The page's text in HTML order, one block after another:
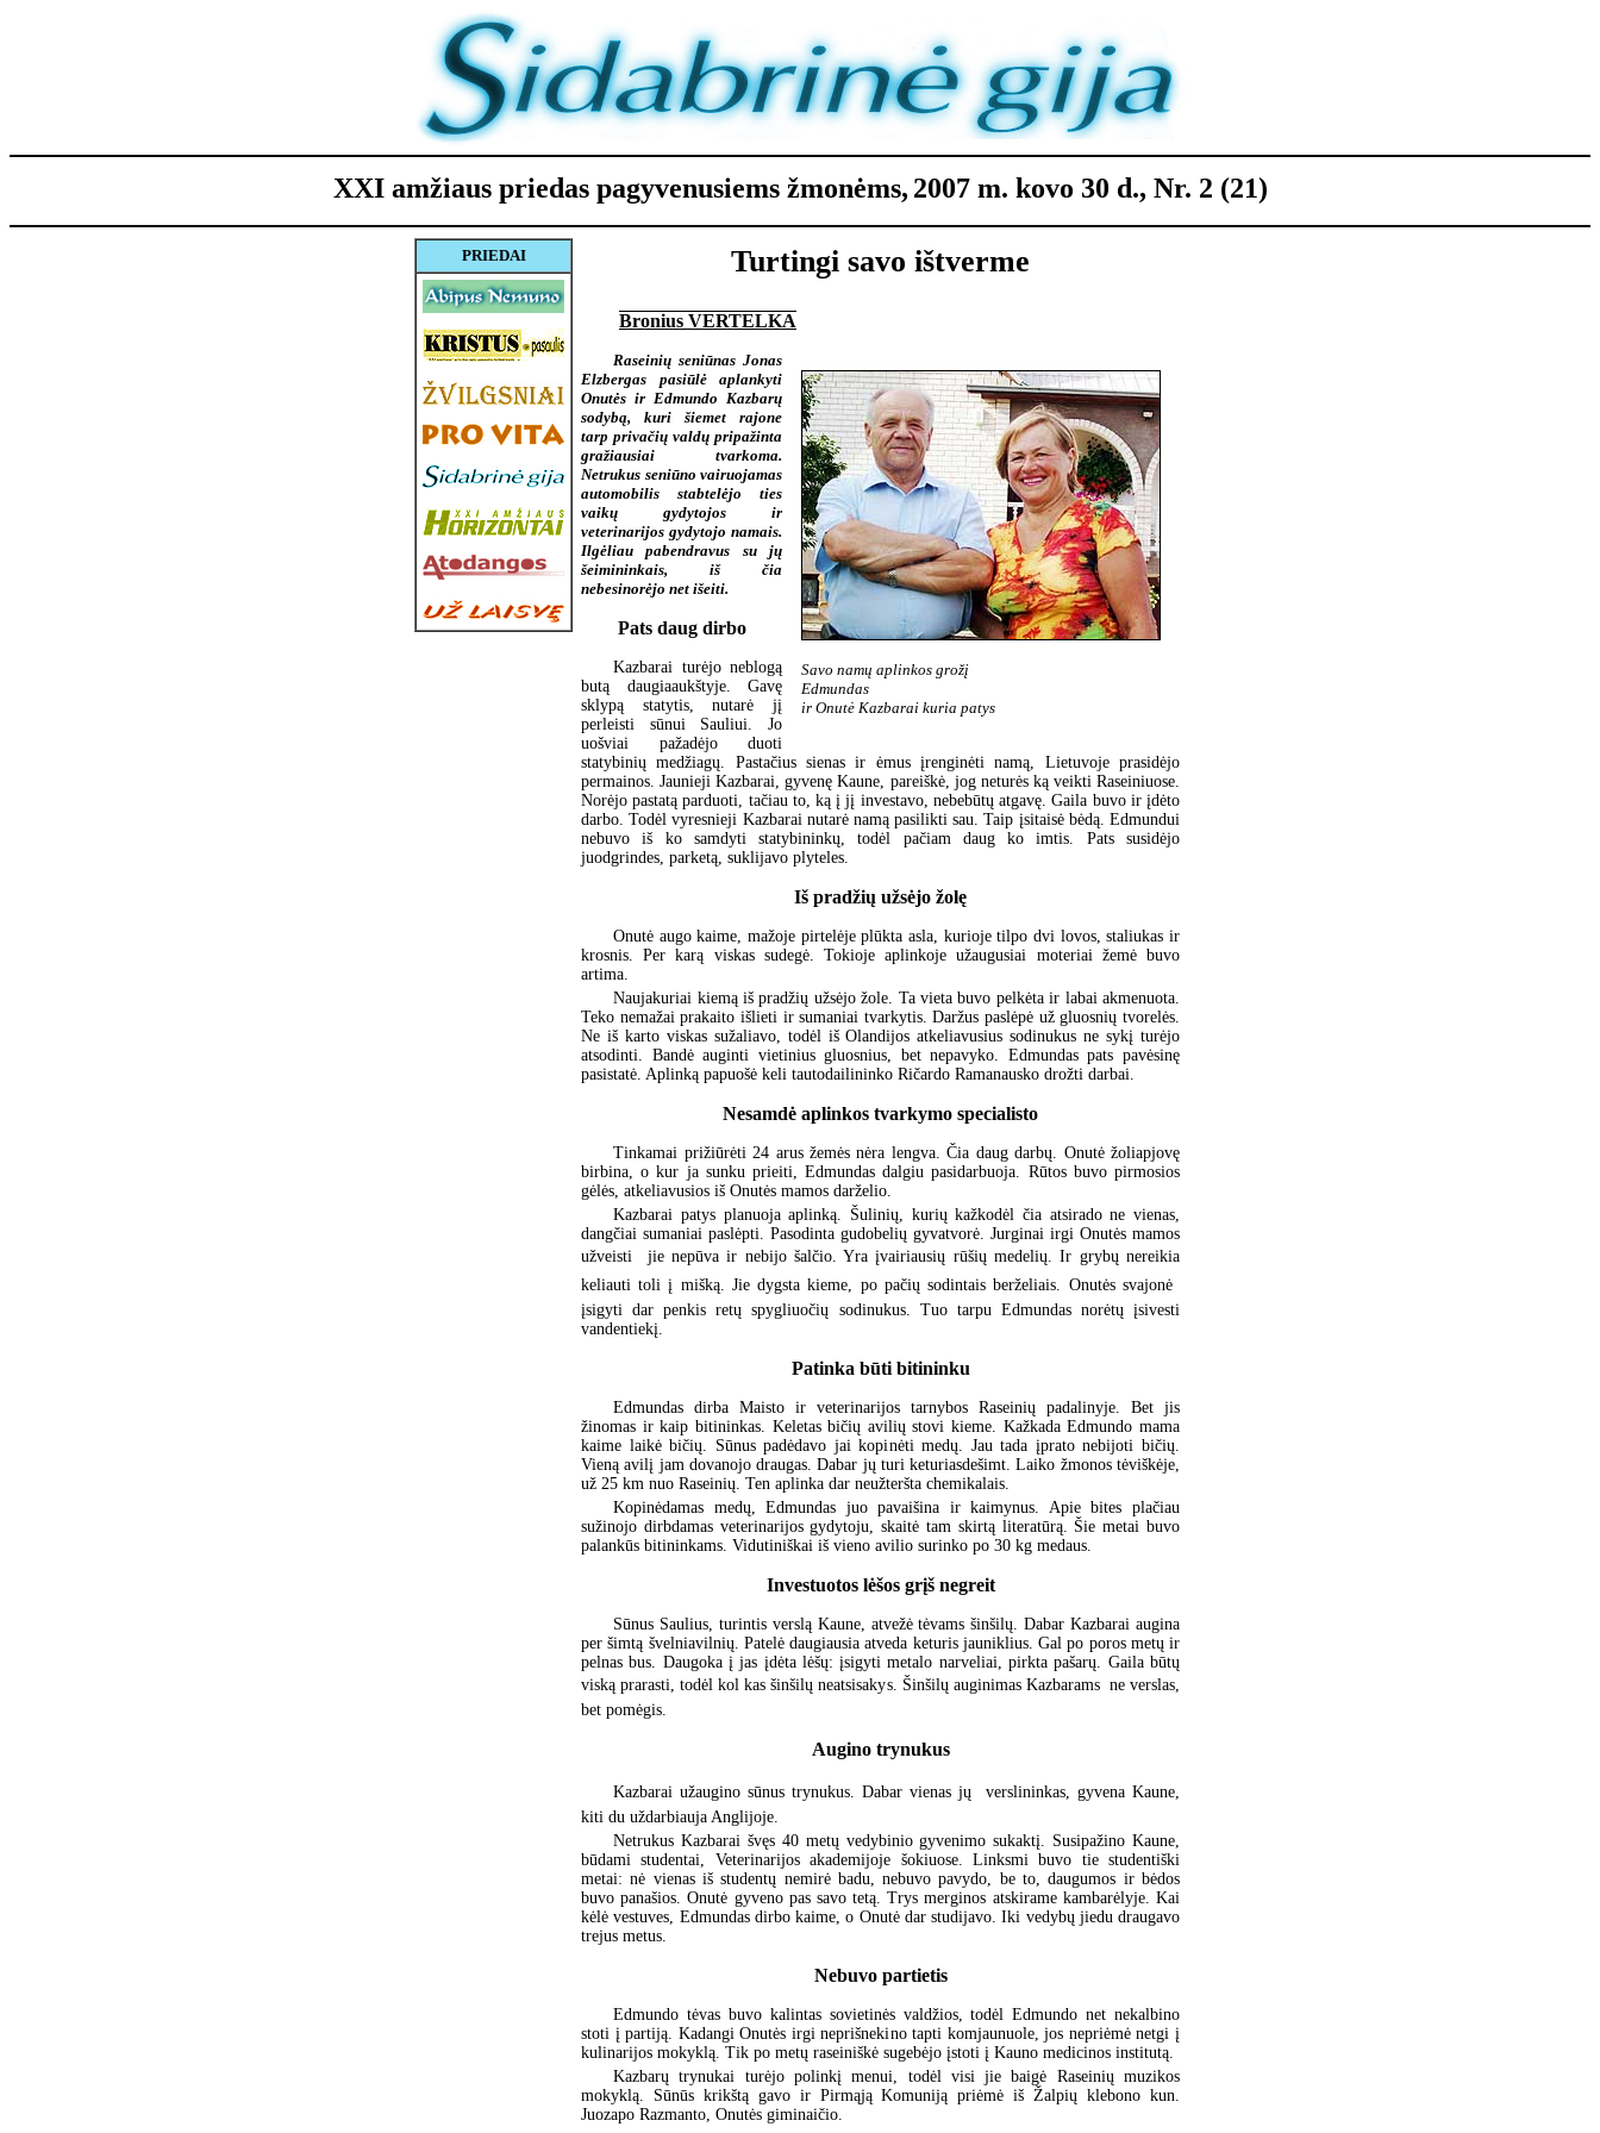
XXI amžiaus priedas pagyvenusiems žmonėms, 2007 m. kovo 30 d., Nr. 2 (21)
PRIEDAI Turtingi savo ištverme
Bronius VERTELKA
Savo namų aplinkos grožį
Edmundas
ir Onutė Kazbarai kuria patys
Raseinių seniūnas Jonas
Elzbergas pasiūlė aplankyti
Onutės ir Edmundo Kazbarų
sodybą, kuri šiemet rajone
tarp privačių valdų pripažinta
gražiausiai tvarkoma.
Netrukus seniūno vairuojamas
automobilis stabtelėjo ties
vaikų gydytojos ir
veterinarijos gydytojo namais.
Ilgėliau pabendravus su jų
šeimininkais, iš čia
nebesinorėjo net išeiti.
Pats daug dirbo
Kazbarai turėjo neblogą
butą daugiaaukštyje. Gavę
sklypą statytis, nutarė jį
perleisti sūnui Sauliui. Jo
uošviai pažadėjo duoti
statybinių medžiagų. Pastačius sienas ir ėmus įrenginėti namą, Lietuvoje prasidėjo
permainos. Jaunieji Kazbarai, gyvenę Kaune, pareiškė, jog neturės ką veikti Raseiniuose.
Norėjo pastatą parduoti, tačiau to, ką į jį investavo, nebebūtų atgavę. Gaila buvo ir įdėto
darbo. Todėl vyresnieji Kazbarai nutarė namą pasilikti sau. Taip įsitaisė bėdą. Edmundui
nebuvo iš ko samdyti statybininkų, todėl pačiam daug ko imtis. Pats susidėjo
juodgrindes, parketą, suklijavo plyteles.
Iš pradžių užsėjo žolę
Onutė augo kaime, mažoje pirtelėje plūkta asla, kurioje tilpo dvi lovos, staliukas ir
krosnis. Per karą viskas sudegė. Tokioje aplinkoje užaugusiai moteriai žemė buvo
artima.
Naujakuriai kiemą iš pradžių užsėjo žole. Ta vieta buvo pelkėta ir labai akmenuota.
Teko nemažai prakaito išlieti ir sumaniai tvarkytis. Daržus paslėpė už gluosnių tvorelės.
Ne iš karto viskas sužaliavo, todėl iš Olandijos atkeliavusius sodinukus ne sykį turėjo
atsodinti. Bandė auginti vietinius gluosnius, bet nepavyko. Edmundas pats pavėsinę
pasistatė. Aplinką papuošė keli tautodailininko Ričardo Ramanausko drožti darbai.
Nesamdė aplinkos tvarkymo specialisto
Tinkamai prižiūrėti 24 arus žemės nėra lengva. Čia daug darbų. Onutė žoliapjovę
birbina, o kur ja sunku prieiti, Edmundas dalgiu pasidarbuoja. Rūtos buvo pirmosios
gėlės, atkeliavusios iš Onutės mamos darželio.
Kazbarai patys planuoja aplinką. Šulinių, kurių kažkodėl čia atsirado ne vienas,
dangčiai sumaniai paslėpti. Pasodinta gudobelių gyvatvorė. Jurginai irgi Onutės mamos
užveisti  jie nepūva ir nebijo šalčio. Yra įvairiausių rūšių medelių. Ir grybų nereikia
keliauti toli į mišką. Jie dygsta kieme, po pačių sodintais berželiais. Onutės svajonė 
įsigyti dar penkis retų spygliuočių sodinukus. Tuo tarpu Edmundas norėtų įsivesti
vandentiekį.
Patinka būti bitininku
Edmundas dirba Maisto ir veterinarijos tarnybos Raseinių padalinyje. Bet jis
žinomas ir kaip bitininkas. Keletas bičių avilių stovi kieme. Kažkada Edmundo mama
kaime laikė bičių. Sūnus padėdavo jai kopinėti medų. Jau tada įprato nebijoti bičių.
Vieną avilį jam dovanojo draugas. Dabar jų turi keturiasdešimt. Laiko žmonos tėviškėje,
už 25 km nuo Raseinių. Ten aplinka dar neužteršta chemikalais.
Kopinėdamas medų, Edmundas juo pavaišina ir kaimynus. Apie bites plačiau
sužinojo dirbdamas veterinarijos gydytoju, skaitė tam skirtą literatūrą. Šie metai buvo
palankūs bitininkams. Vidutiniškai iš vieno avilio surinko po 30 kg medaus.
Investuotos lėšos grįš negreit
Sūnus Saulius, turintis verslą Kaune, atvežė tėvams šinšilų. Dabar Kazbarai augina
per šimtą švelniavilnių. Patelė daugiausia atveda keturis jauniklius. Gal po poros metų ir
pelnas bus. Daugoka į jas įdėta lėšų: įsigyti metalo narveliai, pirkta pašarų. Gaila būtų
viską prarasti, todėl kol kas šinšilų neatsisakys. Šinšilų auginimas Kazbarams  ne verslas,
bet pomėgis.
Augino trynukus
Kazbarai užaugino sūnus trynukus. Dabar vienas jų  verslininkas, gyvena Kaune,
kiti du uždarbiauja Anglijoje.
Netrukus Kazbarai švęs 40 metų vedybinio gyvenimo sukaktį. Susipažino Kaune,
būdami studentai, Veterinarijos akademijoje šokiuose. Linksmi buvo tie studentiški
metai: nė vienas iš studentų nemirė badu, nebuvo pavydo, be to, daugumos ir bėdos
buvo panašios. Onutė gyveno pas savo tetą. Trys merginos atskirame kambarėlyje. Kai
kėlė vestuves, Edmundas dirbo kaime, o Onutė dar studijavo. Iki vedybų jiedu draugavo
trejus metus.
Nebuvo partietis
Edmundo tėvas buvo kalintas sovietinės valdžios, todėl Edmundo net nekalbino
stoti į partiją. Kadangi Onutės irgi neprišnekino tapti komjaunuole, jos nepriėmė netgi į
kulinarijos mokyklą. Tik po metų raseiniškė sugebėjo įstoti į Kauno medicinos institutą.
Kazbarų trynukai turėjo polinkį menui, todėl visi jie baigė Raseinių muzikos
mokyklą. Sūnūs krikštą gavo ir Pirmąją Komuniją priėmė iš Žalpių klebono kun.
Juozapo Razmanto, Onutės giminaičio.